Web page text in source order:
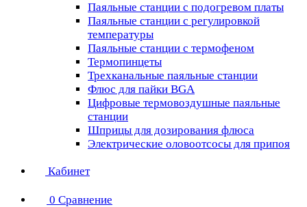
Паяльные станции с подогревом платы
Паяльные станции с регулировкой
температуры
Паяльные станции с термофеном
Термопинцеты
Трехканальные паяльные станции
Флюс для пайки BGA
Цифровые термовоздушные паяльные
станции
Шприцы для дозирования флюса
Электрические оловоотсосы для припоя
Кабинет
0 Сравнение